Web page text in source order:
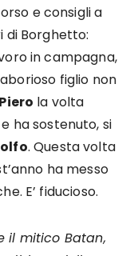
e consigli a
di Borghetto:
in campagna,
figlio non
Piero la volta
e ha sostenuto, si
. Questa volta
ha messo
E’ fiducioso.
il mitico Batan,